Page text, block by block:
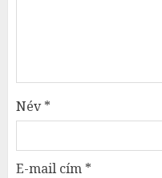
Név*
E-mail cím *